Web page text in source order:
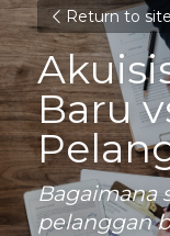
Return to site
Baru
Bagaimana
pelanggan